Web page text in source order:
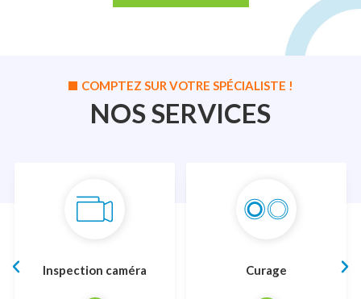
COMPTEZ SUR VOTRE SPÉCIALISTE !
NOS SERVICES
Inspection caméra Curage